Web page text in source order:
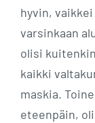
hyvin,
varsinkaan
olisi
kaikki
maskia.
eteenpäin,